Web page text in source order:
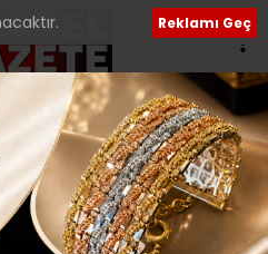
Reklamı Geç